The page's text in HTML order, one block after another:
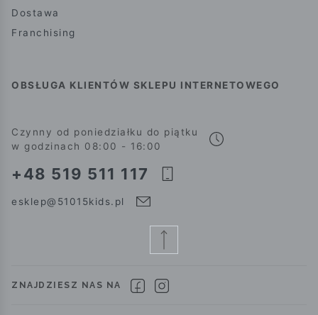
Dostawa
Franchising
OBSŁUGA KLIENTÓW SKLEPU INTERNETOWEGO
Czynny od poniedziałku do piątku
w godzinach 08:00 - 16:00
+48 519 511 117
esklep@51015kids.pl
ZNAJDZIESZ NAS NA